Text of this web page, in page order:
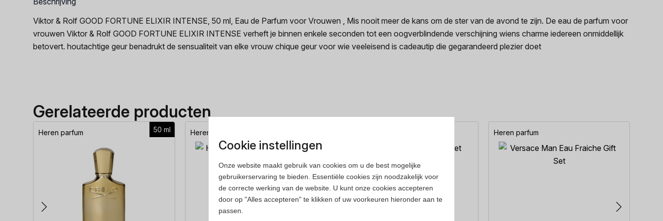
Viktor & Rolf GOOD FORTUNE ELIXIR INTENSE, 50 ml, Eau de Parfum voor Vrouwen , Mis nooit meer de kans om de ster van de avond te zijn. De eau de parfum voor
vrouwen Viktor & Rolf GOOD FORTUNE ELIXIR INTENSE verheft je binnen enkele seconden tot een oogverblindende verschijning wiens charme iedereen onmiddellijk
betovert. houtachtige geur benadrukt de sensualiteit van elke vrouw chique geur voor wie veeleisend is cadeautip die gegarandeerd plezier doet
Gerelateerde producten
50 ml
Heren parfum Heren parfum Heren parfum
Cookie instellingen
Onze website maakt gebruik van cookies om u de best mogelijke
gebruikerservaring te bieden. Essentiële cookies zijn noodzakelijk voor
de correcte werking van de website. U kunt onze cookies accepteren
door op "Alles accepteren" te klikken of uw voorkeuren hieronder aan te
passen.